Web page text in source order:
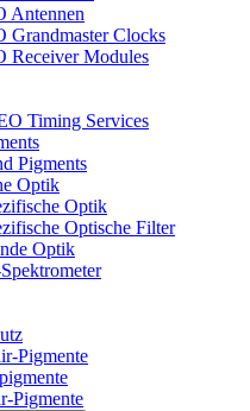
Antennen
Grandmaster Clocks
Receiver Modules
Timing Services
Pigments
Optik
Optik
Optische Filter
Optik
Pigmente
Pigmente